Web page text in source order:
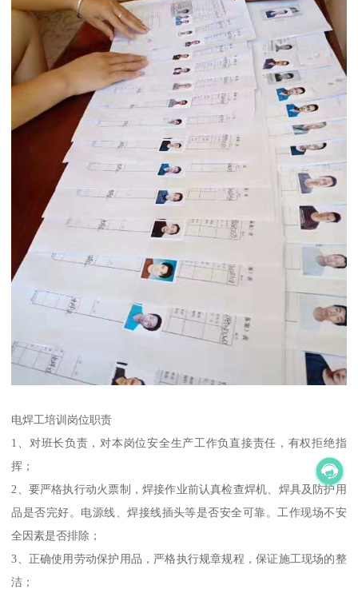
电焊工培训岗位职责
1、对班长负责，对本岗位安全生产工作负直接责任，有权拒绝指
挥；
2、要严格执行动火票制，焊接作业前认真检查焊机、焊具及防护用
品是否完好。电源线、焊接线插头等是否安全可靠。工作现场不安
全因素是否排除；
3、正确使用劳动保护用品，严格执行规章规程，保证施工现场的整
洁；